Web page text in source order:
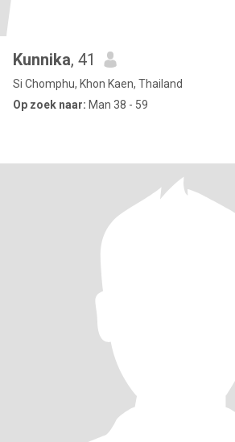
Kunnika, 41
Si Chomphu, Khon Kaen, Thailand
Op zoek naar: Man 38 - 59